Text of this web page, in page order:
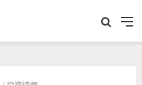
M
e
イ